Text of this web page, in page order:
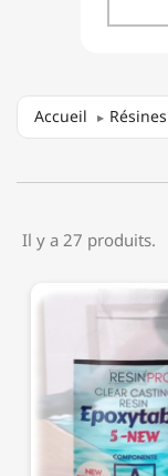
Accueil
Il y a 27 produits.